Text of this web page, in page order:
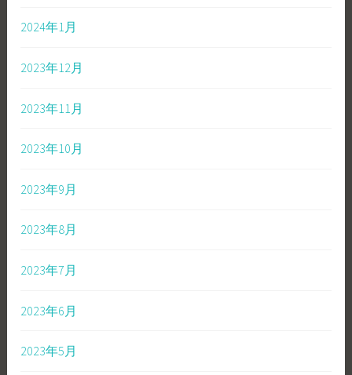
2024年1月
2023年12月
2023年11月
2023年10月
2023年9月
2023年8月
2023年7月
2023年6月
2023年5月